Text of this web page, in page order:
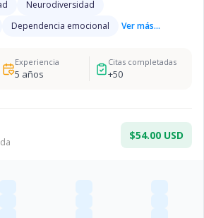
Neurodiversidad
Dependencia emocional Ver más...
Experiencia
5 años
Citas completadas
+50
$54.00 USD